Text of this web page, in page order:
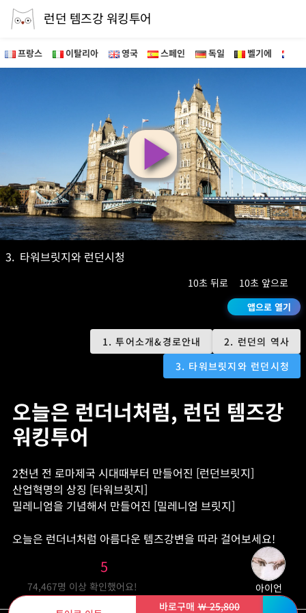
런던 템즈강 워킹투어
프랑스 이탈리아 영국 스페인 독일 벨기에
영
상
재
생
3. 타워브릿지와 런던시청
10초 뒤로 10초 앞으로
앱으로 열기
바로구매 ￦ 25,800
1. 투어소개&경로안내
2. 런던의 역사
3. 타워브릿지와 런던시청
오늘은 런더너처럼, 런던 템즈강
워킹투어
2천년 전 로마제국 시대때부터 만들어진 [런던브릿지]
산업혁명의 상징 [타워브릿지]
밀레니엄을 기념해서 만들어진 [밀레니엄 브릿지]
오늘은 런더너처럼 아름다운 템즈강변을 따라 걸어보세요!
5
74,467명 이상 확인했어요! 아이언